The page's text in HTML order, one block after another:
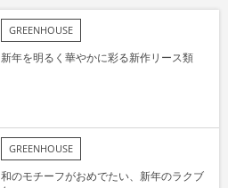
GREENHOUSE
新年を明るく華やかに彩る新作リース類
GREENHOUSE
和のモチーフがおめでたい、新年のラクブ